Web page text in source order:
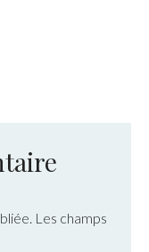
Les champs